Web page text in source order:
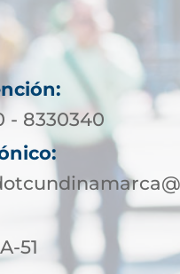
- 8330340
51